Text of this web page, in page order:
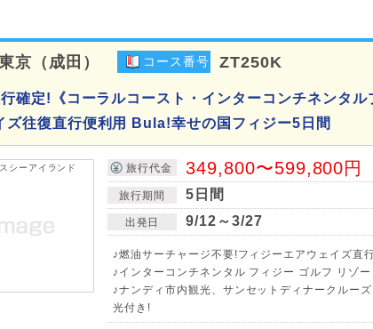
京（成田） コース番号 ZT250K
確定!《コーラルコースト・インターコンチネンタル
ズ往復直行便利用 Bula!幸せの国フィジー5日間
旅行代金 349,800〜599,800円
旅行期間 5日間
出発日 9/12～3/27
♪燃油サーチャージ不要!フィジーエアウェイズ直
♪インターコンチネンタル フィジー ゴルフ リゾ
♪ナンディ市内観光、サンセットディナークルー
光付き!